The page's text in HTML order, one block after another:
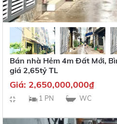
Bán nhà Hẻm 4m Đất Mới,
giá 2,65tỷ TL
Giá: 2,650,000,000₫
1 PN WC